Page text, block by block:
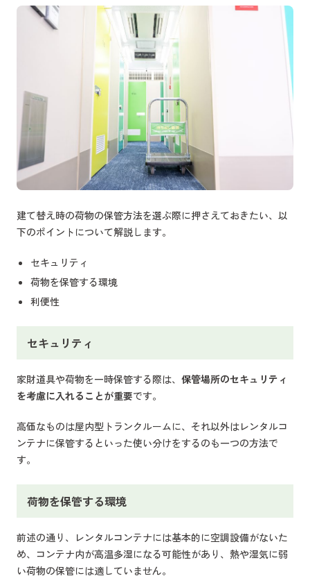
建て替え時の荷物の保管方法を選ぶ際に押さえておきたい、以
下のポイントについて解説します。
セキュリティ
荷物を保管する環境
利便性
セキュリティ
家財道具や荷物を一時保管する際は、 保管場所のセキュリティ
を考慮に入れることが重要です。
高価なものは屋内型トランクルームに、それ以外はレンタルコ
ンテナに保管するといった使い分けをするのも一つの方法で
す。
荷物を保管する環境
前述の通り、レンタルコンテナには基本的に空調設備がないた
め、コンテナ内が高温多湿になる可能性があり、熱や湿気に弱
い荷物の保管には適していません。